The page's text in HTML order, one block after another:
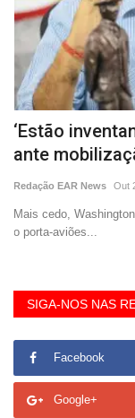
‘Estão
ante
Redação EAR News Out
Mais cedo,
o porta-aviões...
SIGA-NOS NAS
Facebook
Google+